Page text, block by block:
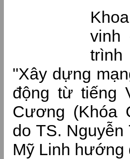
vinh
trình
"Xây dựng
động từ tiếng
Cương (Khóa
do TS.
Mỹ Linh hướng